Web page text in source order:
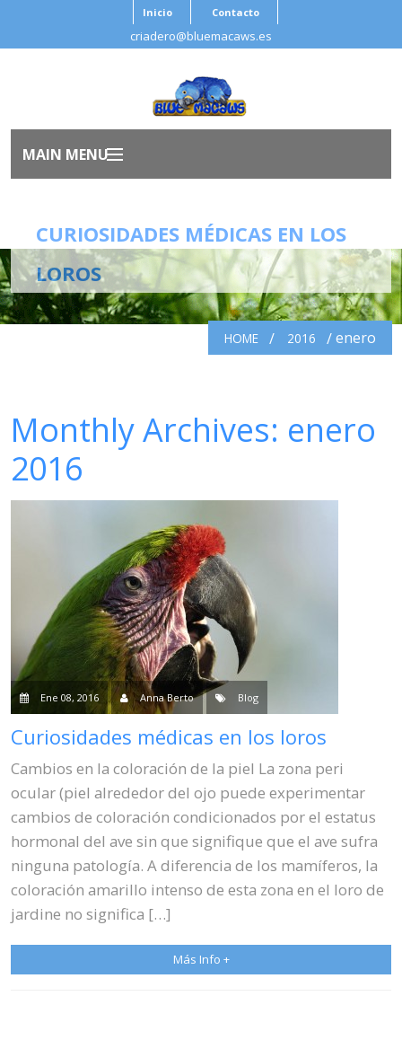
Inicio Contacto
criadero@bluemacaws.es
MAIN MENU
Nosotros
Aves
Venta
Contacto
CURIOSIDADES MÉDICAS EN LOS
LOROS
HOME 2016 enero
Monthly Archives: enero
2016
Ene 08, 2016 Anna Berto Blog
Curiosidades médicas en los loros
Cambios en la coloración de la piel La zona peri
ocular (piel alrededor del ojo puede experimentar
cambios de coloración condicionados por el estatus
hormonal del ave sin que signifique que el ave sufra
ninguna patología. A diferencia de los mamíferos, la
coloración amarillo intenso de esta zona en el loro de
jardine no significa […]
Más Info +